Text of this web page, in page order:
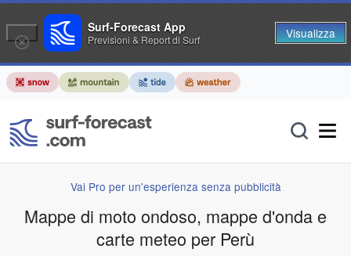
Vai Pro per un'esperienza senza pubblicità
Mappe di moto ondoso, mappe d'onda e
carte meteo per Perù
Surf-Forecast App
Previsioni & Report di Surf Visualizza